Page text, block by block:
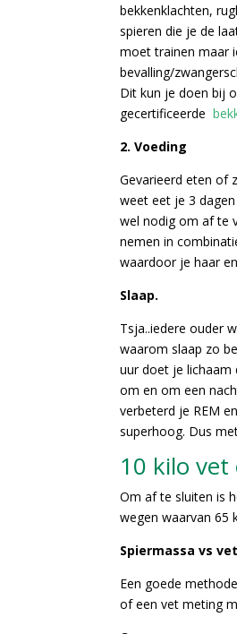
bekkenklachten,
spieren die je de
moet trainen maar
bevalling/
Dit kun je doen bij
gecertificeerde
2. Voeding
Gevarieerd eten of
weet eet je 3
wel nodig om af te
nemen in
waardoor je haar
Slaap.
Tsja..iedere ouder
waarom slaap zo
uur doet je
om en om een
verbeterd je REM
superhoog. Dus
10 kilo vet
Om af te sluiten is
wegen waarvan 65
Spiermassa vs
Een goede
of een vet meting